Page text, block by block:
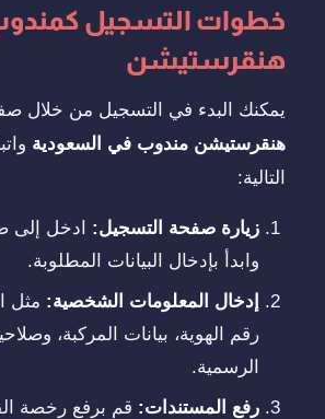
خطوات التسجيل
هنقرستيشن
يمكنك البدء في التسجيل من خلال
هنقرستيشن مندوب في السعودية
التالية:
زيارة صفحة التسجيل: ادخل إلى
وابدأ بإدخال البيانات المطلوبة.
إدخال المعلومات الشخصية: مثل
رقم الهوية، بيانات المركبة،
الرسمية.
رفع المستندات: قم برفع رخصة